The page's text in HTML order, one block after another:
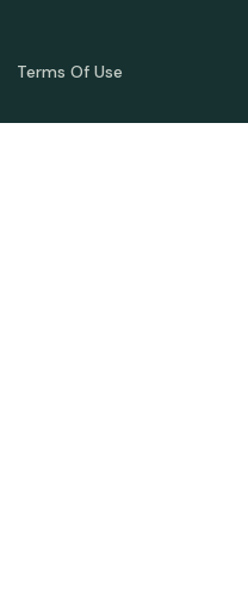
Terms Of Use